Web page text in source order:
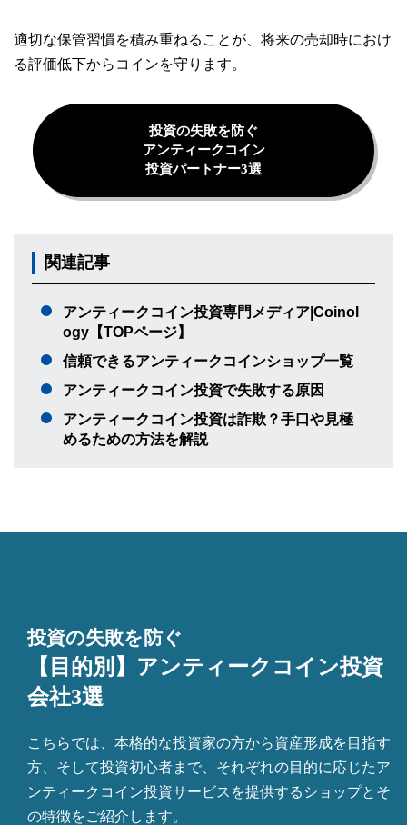
適切な保管習慣を積み重ねることが、将来の売却時におけ
る評価低下からコインを守ります。
投資の失敗を防ぐ
アンティークコイン
投資パートナー3選
関連記事
アンティークコイン投資専門メディア|Coinol
ogy【TOPページ】
信頼できるアンティークコインショップ一覧
アンティークコイン投資で失敗する原因
アンティークコイン投資は詐欺？手口や見極
めるための方法を解説
投資の失敗を防ぐ
【目的別】アンティークコイン投資
会社3選
こちらでは、本格的な投資家の方から資産形成を目指す
方、そして投資初心者まで、それぞれの目的に応じたア
ンティークコイン投資サービスを提供するショップとそ
の特徴をご紹介します。